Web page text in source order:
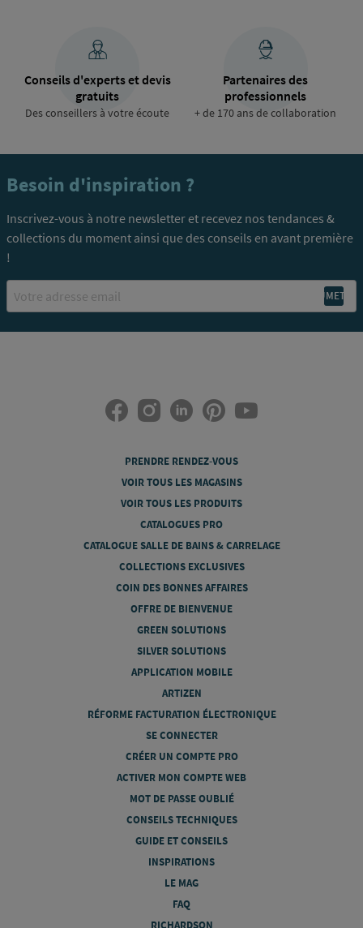
Conseils d'experts et devis
gratuits
Des conseillers à votre écoute
Partenaires des
professionnels
+ de 170 ans de collaboration
Besoin d'inspiration ?
Inscrivez-vous à notre newsletter et recevez nos tendances &
collections du moment ainsi que des conseils en avant première
!
Email
PRENDRE RENDEZ-VOUS
VOIR TOUS LES MAGASINS
VOIR TOUS LES PRODUITS
CATALOGUES PRO
CATALOGUE SALLE DE BAINS & CARRELAGE
COLLECTIONS EXCLUSIVES
COIN DES BONNES AFFAIRES
OFFRE DE BIENVENUE
GREEN SOLUTIONS
SILVER SOLUTIONS
APPLICATION MOBILE
ARTIZEN
RÉFORME FACTURATION ÉLECTRONIQUE
SE CONNECTER
CRÉER UN COMPTE PRO
ACTIVER MON COMPTE WEB
MOT DE PASSE OUBLIÉ
CONSEILS TECHNIQUES
GUIDE ET CONSEILS
INSPIRATIONS
LE MAG
FAQ
RICHARDSON